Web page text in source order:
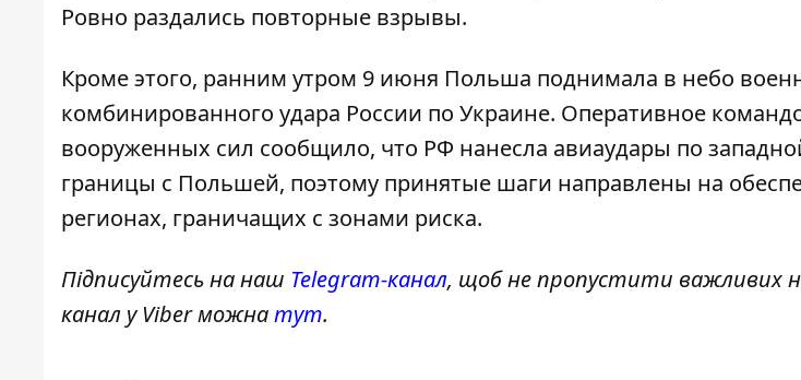
Ровно раздались повторные взрывы.
Кроме этого, ранним утром 9 июня Польша поднимала в небо
комбинированного удара России по Украине. Оперативное
вооруженных сил сообщило, что РФ нанесла авиаудары по
границы с Польшей, поэтому принятые шаги направлены на
регионах, граничащих с зонами риска.
Підписуйтесь на наш Telegram-канал, щоб не пропустити важливих
канал у Viber можнатут.